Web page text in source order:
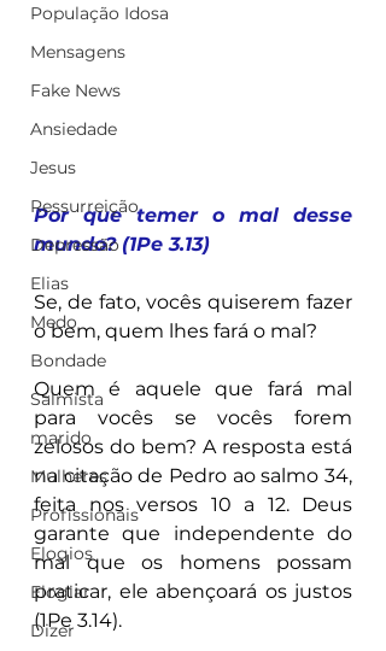
População Idosa
Mensagens
Fake News
Ansiedade
Jesus
Ressurreição
Depressão
Elias
Medo
Bondade
Salmista
marido
Mulheres
Profissionais
Elogios
Elogiar
Dizer
Por que temer o mal desse
mundo? (1Pe 3.13)
Se, de fato, vocês quiserem fazer
o bem, quem lhes fará o mal?
Quem é aquele que fará mal
para vocês se vocês forem
zelosos do bem? A resposta está
na citação de Pedro ao salmo 34,
feita nos versos 10 a 12. Deus
garante que independente do
mal que os homens possam
praticar, ele abençoará os justos
(1Pe 3.14).